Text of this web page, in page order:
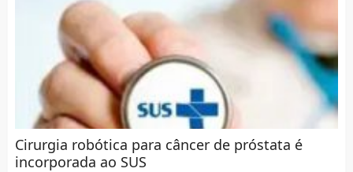
Cirurgia robótica para câncer de próstata é
incorporada ao SUS